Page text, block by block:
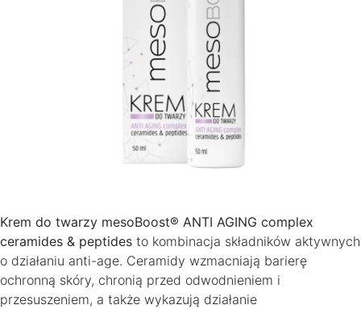
Krem do twarzy mesoBoost® ANTI AGING complex
ceramides & peptides to kombinacja składników aktywnych
o działaniu anti-age. Ceramidy wzmacniają barierę
ochronną skóry, chronią przed odwodnieniem i
przesuszeniem, a także wykazują działanie